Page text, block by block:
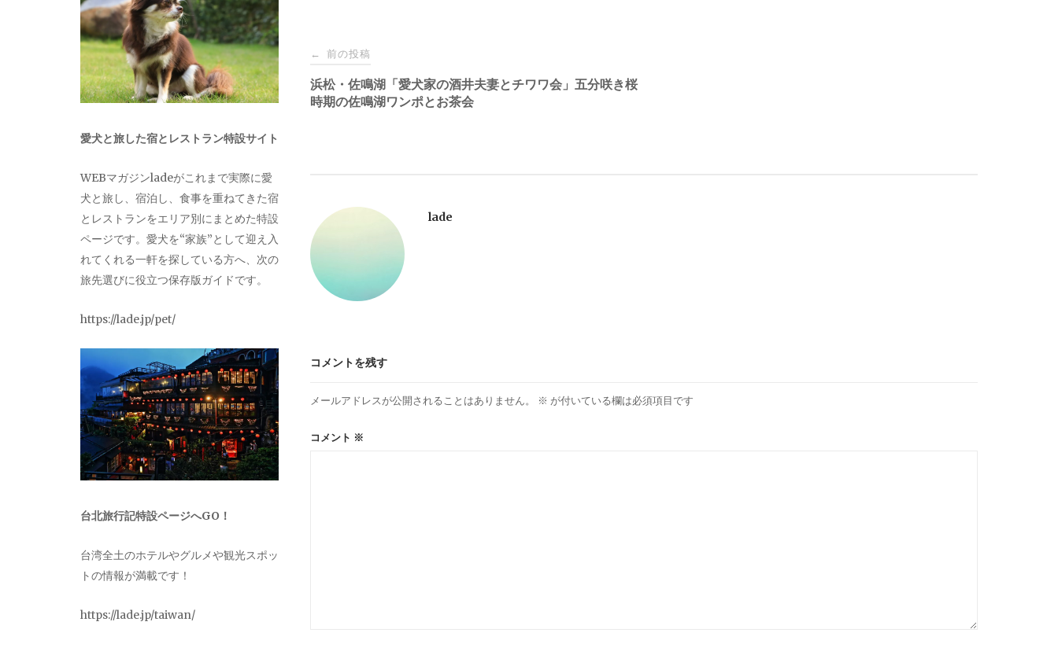
投
稿
ゲ
ー
シ
ン
← 前の投稿
浜松・佐鳴湖「愛犬家の酒井夫妻とチワワ会」五分咲き桜
時期の佐鳴湖ワンポとお茶会
lade
コメントを残す
メールアドレスが公開されることはありません。 ※ が付いている欄は必須項目です
コメント ※
愛犬と旅した宿とレストラン特設サイト
WEBマガジンladeがこれまで実際に愛
犬と旅し、宿泊し、食事を重ねてきた宿
とレストランをエリア別にまとめた特設
ページです。愛犬を“家族”として迎え入
れてくれる一軒を探している方へ、次の
旅先選びに役立つ保存版ガイドです。
https://lade.jp/pet/
台北旅行記特設ページへGO！
台湾全土のホテルやグルメや観光スポッ
トの情報が満載です！
https://lade.jp/taiwan/